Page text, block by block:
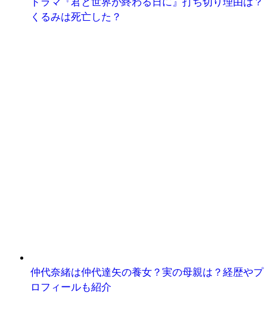
くるみは死亡した？
仲代奈緒は仲代達矢の養女？実の母親は？経歴やプ
ロフィールも紹介